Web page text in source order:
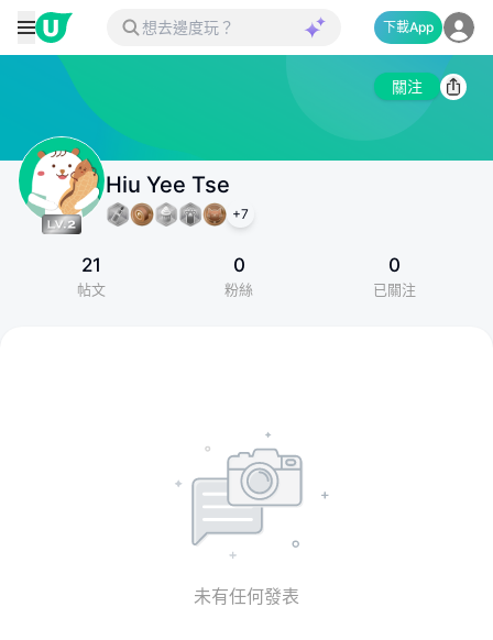
下載App
關注
Hiu Yee Tse
+7
21
帖文
0
粉絲
0
已關注
未有任何發表